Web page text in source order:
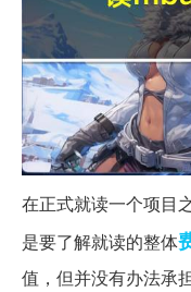
在正式就读一个项目
是要了解就读的整体
值，但并没有办法承